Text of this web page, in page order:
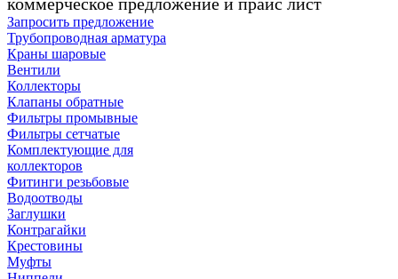
Запросить предложение
Трубопроводная арматура
Краны шаровые
Вентили
Коллекторы
Клапаны обратные
Фильтры промывные
Фильтры сетчатые
Комплектующие для
коллекторов
Фитинги резьбовые
Водоотводы
Заглушки
Контрагайки
Крестовины
Муфты